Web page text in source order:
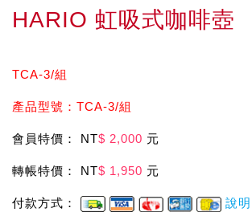
HARIO 虹吸式咖啡壺
TCA-3/組
產品型號：TCA-3/組
會員特價： NT$ 2,000 元
轉帳特價： NT$ 1,950 元
付款方式： 說明